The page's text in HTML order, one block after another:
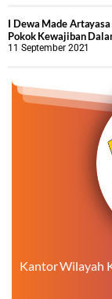
I Dewa Made
Pokok Kewajiban
11 September 2021
Kantor Wilayah